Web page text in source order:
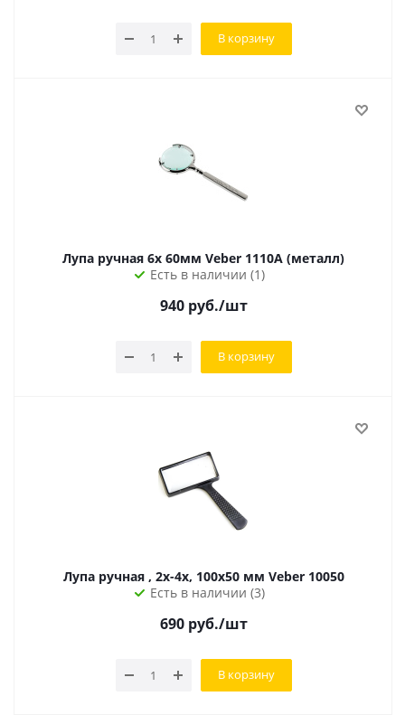
В корзину
Лупа ручная 6х 60мм Veber 1110A (металл)
Есть в наличии (1)
940руб./шт
В корзину
Лупа ручная , 2x-4x, 100x50 мм Veber 10050
Есть в наличии (3)
690руб./шт
В корзину